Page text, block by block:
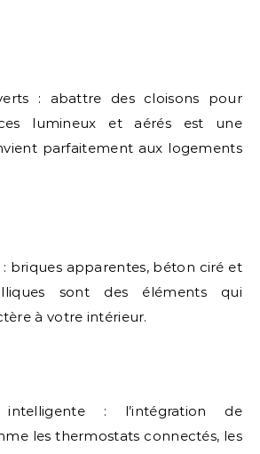
: abattre des cloisons pour
lumineux et aérés est une
parfaitement aux logements
: briques apparentes, béton ciré et
sont des éléments qui
à votre intérieur.
: l’intégration de
les thermostats connectés, les